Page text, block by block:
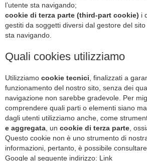
l’utente sta navigando;
cookie di terza parte (third-part cookie) i
gestiti da soggetti diversi dal gestore del sito
sta navigando.
Quali cookies utilizziamo
Utilizziamo cookie tecnici, finalizzati a
funzionamento del nostro sito, senza dei
navigazione non sarebbe gradevole. Per
comprendere quali parti o elementi siano
dagli utenti utilizziamo anche, come
e aggregata, un cookie di terza parte,
Questo cookie non è uno strumento di
informazioni, pertanto, è possibile
Google al seguente indirizzo: Link